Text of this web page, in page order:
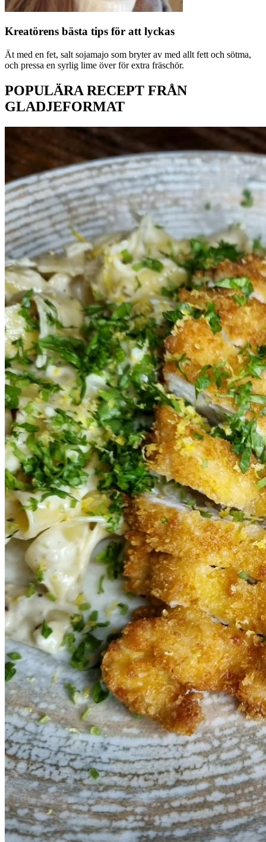
Kreatörens bästa tips för att lyckas
Ät med en fet, salt sojamajo som bryter av med allt fett och sötma,
och pressa en syrlig lime över för extra fräschör.
POPULÄRA RECEPT FRÅN
GLADJEFORMAT